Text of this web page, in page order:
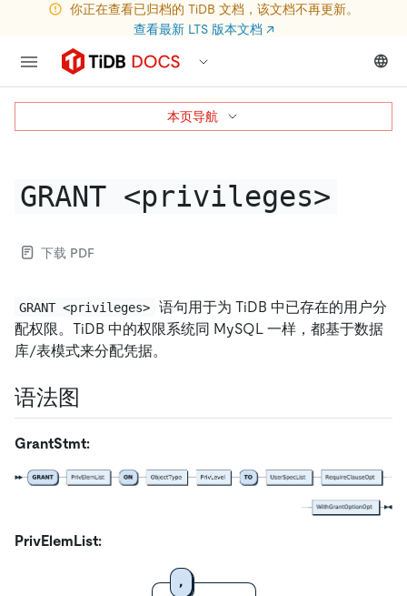
你正在查看已归档的 TiDB 文档，该文档不再更新。
查看最新 LTS 版本文档 ↗
GRANT <privileges>
下载 PDF
GRANT <privileges>
语句用于为 TiDB 中已存在的用户分
配权限。TiDB 中的权限系统同 MySQL 一样，都基于数据
库/表模式来分配凭据。
语法图
GrantStmt:
PrivElemList:
本页导航